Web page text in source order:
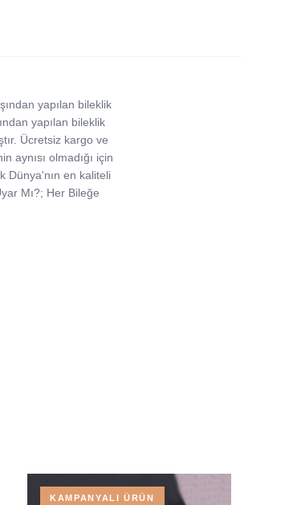
yapılan bileklik
yapılan bileklik
Ücretsiz kargo ve
aynısı olmadığı için
Dünya'nın en kaliteli
Mı?; Her Bileğe
KAMPANYALI ÜRÜN